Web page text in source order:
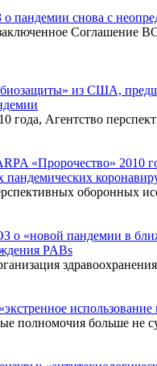
пандемии снова с
Соглашение
из США,
года, Агентство
«Пророчество» 2010
пандемических
оборонных
о «новой пандемии в
PABs
полномочия больше не